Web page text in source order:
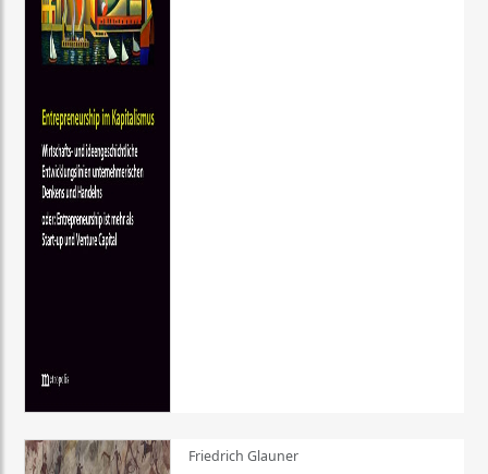
Friedrich Glauner